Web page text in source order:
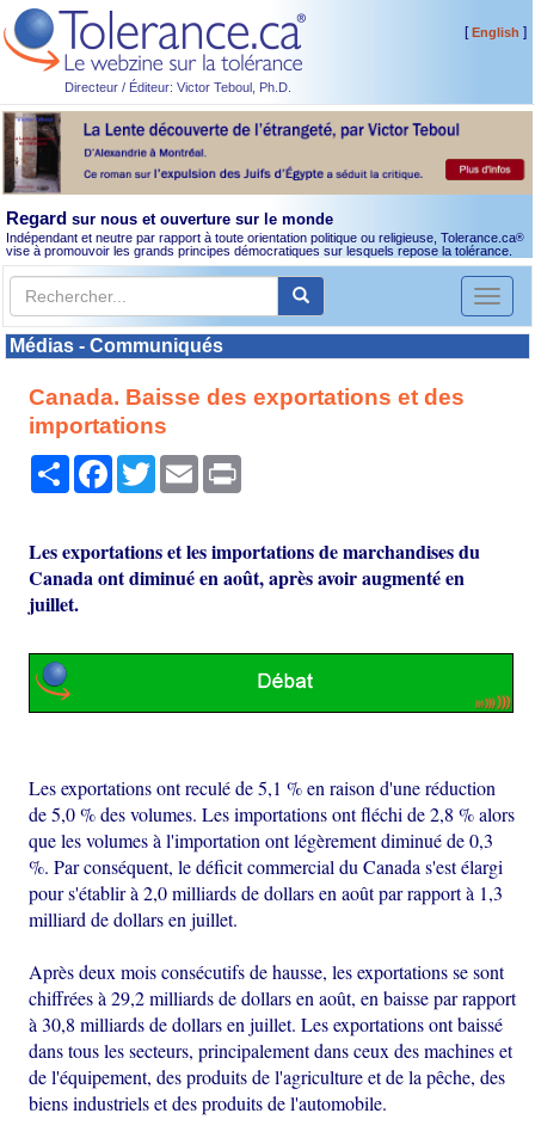
Directeur / Éditeur: Victor Teboul, Ph.D.
[English ]
Regard sur nous et ouverture sur le monde
Indépendant et neutre par rapport à toute orientation politique ou religieuse, Tolerance.ca®
vise à promouvoir les grands principes démocratiques sur lesquels repose la tolérance.
Toggle
Médias - Communiqués
Canada. Baisse des exportations et des
importations
PartagerFacebook
TwitterEmail
Les exportations et les importations de marchandises du
Canada ont diminué en août, après avoir augmenté en
juillet.
Les exportations ont reculé de 5,1 % en raison d'une réduction
de 5,0 % des volumes. Les importations ont fléchi de 2,8 % alors
que les volumes à l'importation ont légèrement diminué de 0,3
%. Par conséquent, le déficit commercial du Canada s'est élargi
pour s'établir à 2,0 milliards de dollars en août par rapport à 1,3
milliard de dollars en juillet.
Après deux mois consécutifs de hausse, les exportations se sont
chiffrées à 29,2 milliards de dollars en août, en baisse par rapport
à 30,8 milliards de dollars en juillet. Les exportations ont baissé
dans tous les secteurs, principalement dans ceux des machines et
de l'équipement, des produits de l'agriculture et de la pêche, des
biens industriels et des produits de l'automobile.